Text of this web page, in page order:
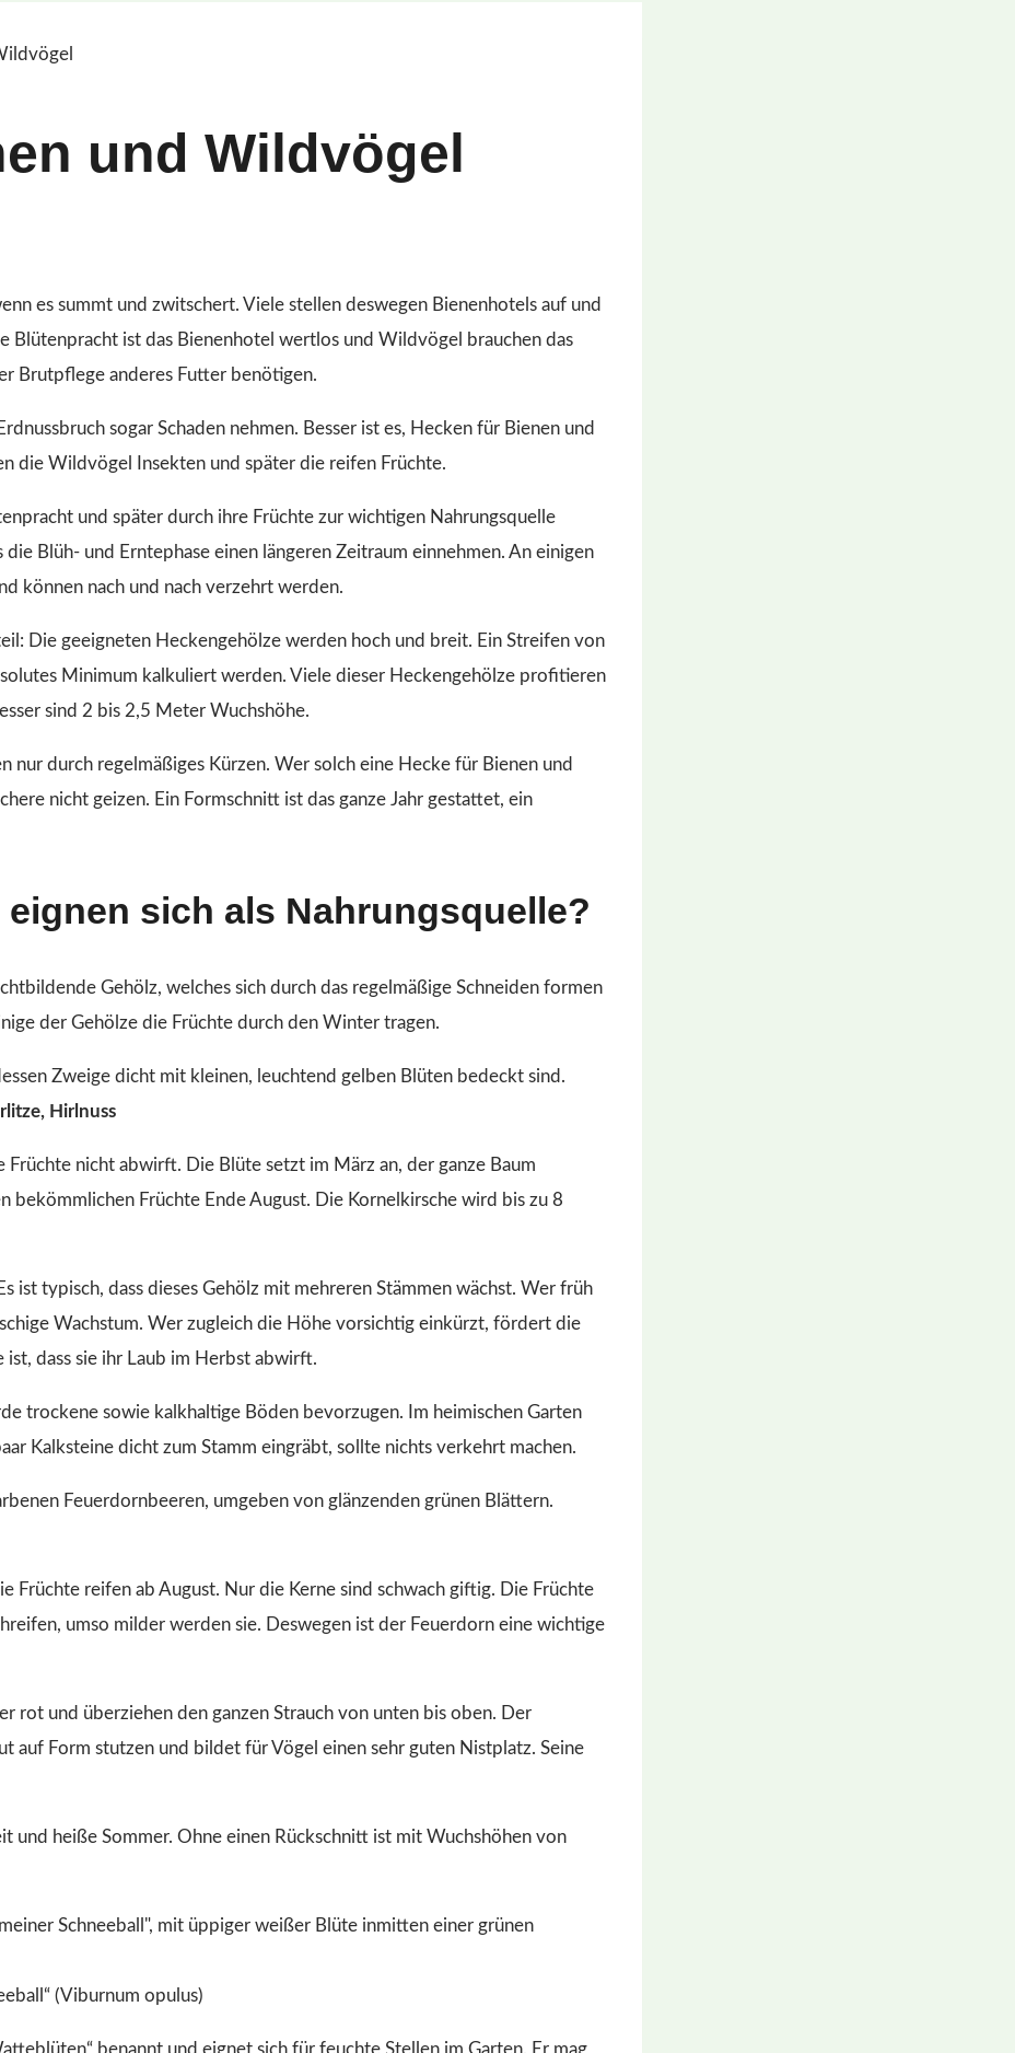
und Wildvögel
es summt und zwitschert. Viele stellen deswegen Bienenhotels auf und
Blütenpracht ist das Bienenhotel wertlos und Wildvögel brauchen das
Brutpflege anderes Futter benötigen.
sogar Schaden nehmen. Besser ist es, Hecken für Bienen und
die Wildvögel Insekten und später die reifen Früchte.
und später durch ihre Früchte zur wichtigen Nahrungsquelle
Blüh- und Erntephase einen längeren Zeitraum einnehmen. An einigen
können nach und nach verzehrt werden.
Die geeigneten Heckengehölze werden hoch und breit. Ein Streifen von
Minimum kalkuliert werden. Viele dieser Heckengehölze profitieren
sind 2 bis 2,5 Meter Wuchshöhe.
nur durch regelmäßiges Kürzen. Wer solch eine Hecke für Bienen und
nicht geizen. Ein Formschnitt ist das ganze Jahr gestattet, ein
sich als Nahrungsquelle?
Gehölz, welches sich durch das regelmäßige Schneiden formen
der Gehölze die Früchte durch den Winter tragen.
Hirlnuss
Früchte nicht abwirft. Die Blüte setzt im März an, der ganze Baum
bekömmlichen Früchte Ende August. Die Kornelkirsche wird bis zu 8
ist typisch, dass dieses Gehölz mit mehreren Stämmen wächst. Wer früh
Wachstum. Wer zugleich die Höhe vorsichtig einkürzt, fördert die
dass sie ihr Laub im Herbst abwirft.
trockene sowie kalkhaltige Böden bevorzugen. Im heimischen Garten
Kalksteine dicht zum Stamm eingräbt, sollte nichts verkehrt machen.
Früchte reifen ab August. Nur die Kerne sind schwach giftig. Die Früchte
umso milder werden sie. Deswegen ist der Feuerdorn eine wichtige
rot und überziehen den ganzen Strauch von unten bis oben. Der
auf Form stutzen und bildet für Vögel einen sehr guten Nistplatz. Seine
und heiße Sommer. Ohne einen Rückschnitt ist mit Wuchshöhen von
(Viburnum opulus)
benannt und eignet sich für feuchte Stellen im Garten. Er mag